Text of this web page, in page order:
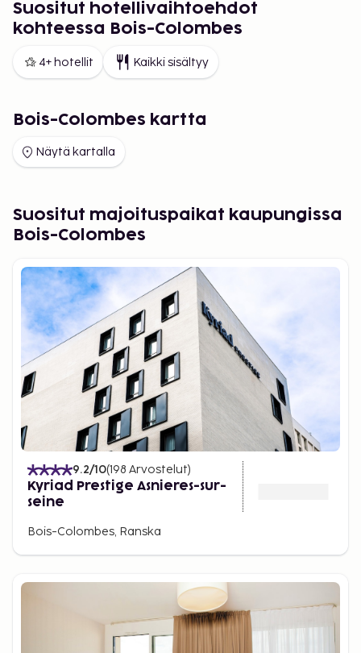
Suositut hotellivaihtoehdot
kohteessa Bois-Colombes
4+ hotellit Kaikki sisältyy
Bois-Colombes kartta
Näytä kartalla
Suositut majoituspaikat kaupungissa
Bois-Colombes
9.2/10(198 Arvostelut)
Kyriad Prestige Asnieres-sur-
seine
Bois-Colombes, Ranska